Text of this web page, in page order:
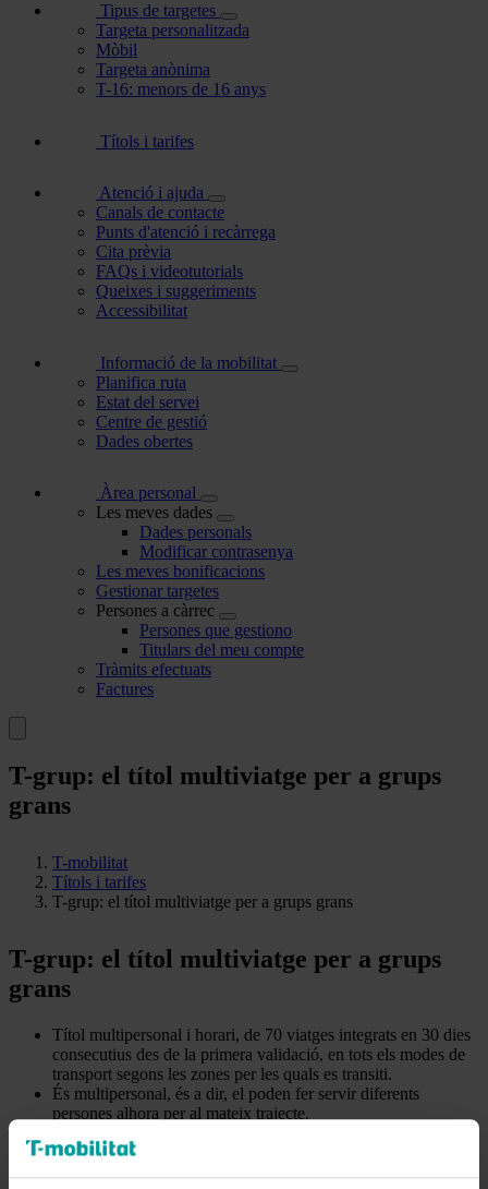
Tipus de targetes
Targeta personalitzada
Mòbil
Targeta anònima
T-16: menors de 16 anys
Títols i tarifes
Atenció i ajuda
Canals de contacte
Punts d'atenció i recàrrega
Cita prèvia
FAQs i videotutorials
Queixes i suggeriments
Accessibilitat
Informació de la mobilitat
Planifica ruta
Estat del servei
Centre de gestió
Dades obertes
Àrea personal
Les meves dades
Dades personals
Modificar contrasenya
Les meves bonificacions
Gestionar targetes
Persones a càrrec
Persones que gestiono
Titulars del meu compte
Tràmits efectuats
Factures
T-grup: el títol multiviatge per a grups
grans
T-mobilitat
Títols i tarifes
T-grup: el títol multiviatge per a grups grans
T-grup: el títol multiviatge per a grups
grans
Títol multipersonal i horari, de 70 viatges integrats en 30 dies
consecutius des de la primera validació, en tots els modes de
transport segons les zones per les quals es transiti.
És multipersonal, és a dir, el poden fer servir diferents
persones alhora per al mateix trajecte.
posteriors a la primera validació, en el cas del títol d’1 zona.